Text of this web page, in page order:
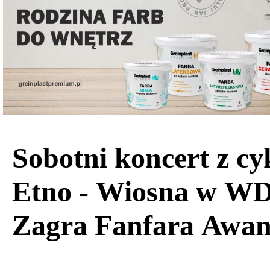
Sobotni koncert z
Etno - Wiosna w
Zagra Fanfara